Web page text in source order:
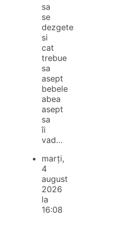
sa
se
dezgete
si
cat
trebue
sa
asept
bebele
abea
asept
sa
îi
vad…
marți,
4
august
2026
la
16:08